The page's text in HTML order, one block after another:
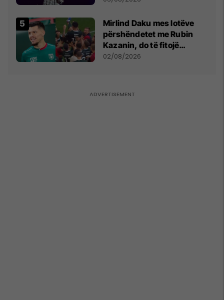
Mirlind Daku mes lotëve
përshëndetet me Rubin
Kazanin, do të fitojë
miliona te Spartak Moska
02/08/2026